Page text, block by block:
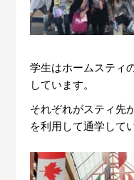
学生はホームスティ
しています。
それぞれがスティ先
を利用して通学して